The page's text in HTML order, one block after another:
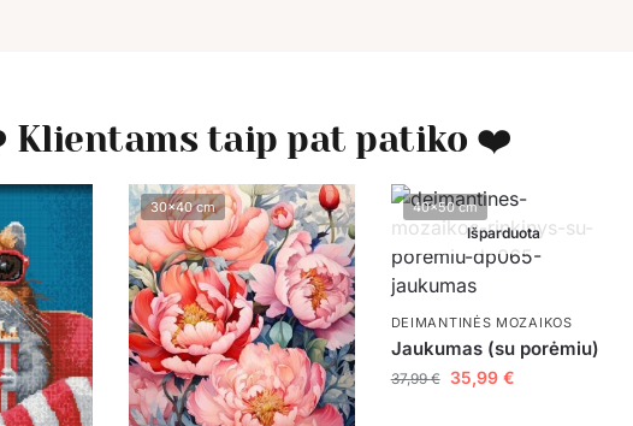
Klientams taip pat patiko ❤️
30x40 cm 40x50 cm
Išparduota
DEIMANTINĖS MOZAIKOS
Jaukumas (su porėmiu)
37,99€ 35,99 €